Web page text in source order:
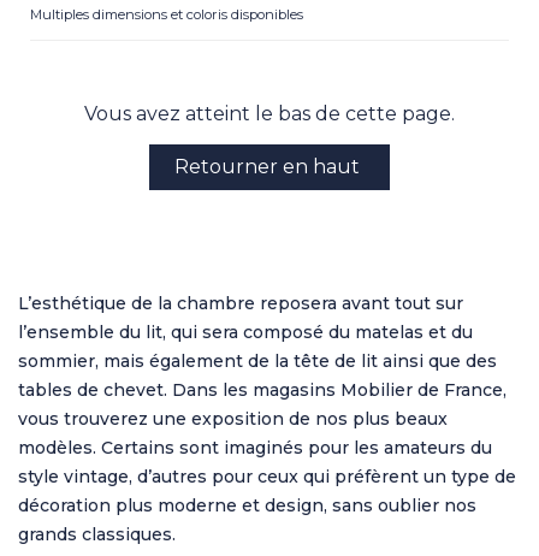
Multiples dimensions et coloris disponibles
Vous avez atteint le bas de cette page.
Retourner en haut
L’esthétique de la chambre reposera avant tout sur
l’ensemble du lit, qui sera composé du matelas et du
sommier, mais également de la tête de lit ainsi que des
tables de chevet. Dans les magasins Mobilier de France,
vous trouverez une exposition de nos plus beaux
modèles. Certains sont imaginés pour les amateurs du
style vintage, d’autres pour ceux qui préfèrent un type de
décoration plus moderne et design, sans oublier nos
grands classiques.